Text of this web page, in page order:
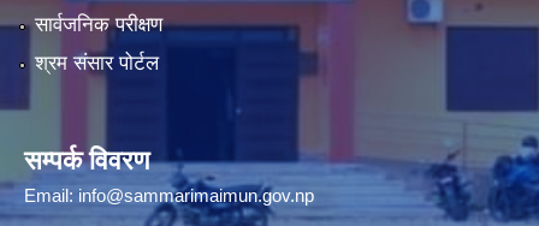
सार्वजनिक परीक्षण
श्रम संसार पोर्टल
सम्पर्क विवरण
Email: info@sammarimaimun.gov.np